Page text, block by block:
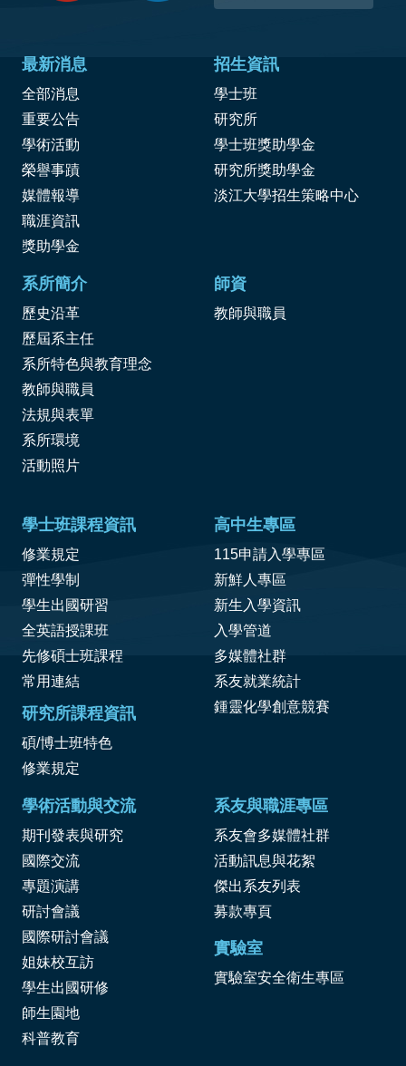
最新消息
全部消息
重要公告
學術活動
榮譽事蹟
媒體報導
職涯資訊
獎助學金
招生資訊
學士班
研究所
學士班獎助學金
研究所獎助學金
淡江大學招生策略中心
系所簡介
歷史沿革
歷屆系主任
系所特色與教育理念
教師與職員
法規與表單
系所環境
活動照片
師資
教師與職員
學士班課程資訊
修業規定
彈性學制
學生出國研習
全英語授課班
先修碩士班課程
常用連結
研究所課程資訊
碩/博士班特色
修業規定
高中生專區
115申請入學專區
新鮮人專區
新生入學資訊
入學管道
多媒體社群
系友就業統計
鍾靈化學創意競賽
學術活動與交流
期刊發表與研究
國際交流
專題演講
研討會議
國際研討會議
姐妹校互訪
學生出國研修
師生園地
科普教育
系友與職涯專區
系友會多媒體社群
活動訊息與花絮
傑出系友列表
募款專頁
實驗室
實驗室安全衛生專區